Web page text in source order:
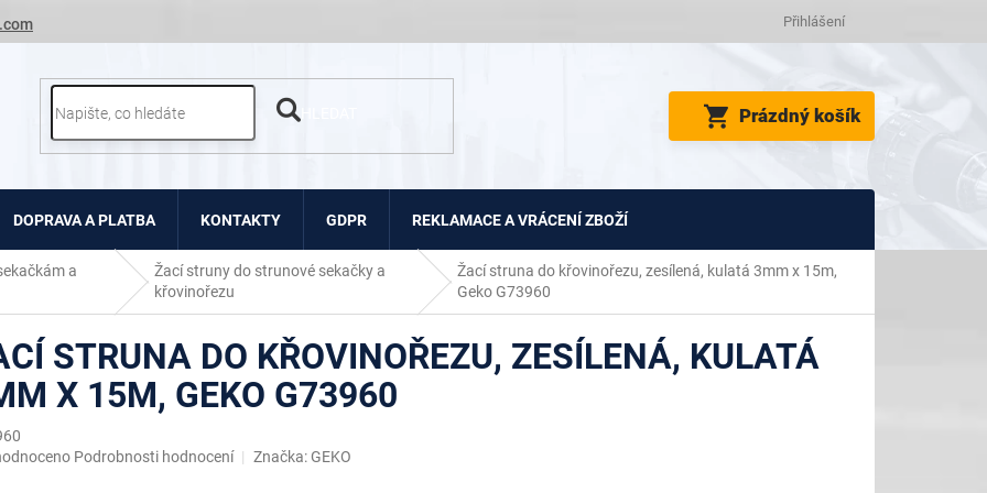
Přihlášení
NÁKUPNÍ
KOŠÍK
Prázdný košík
DOPRAVA A PLATBA KONTAKTY GDPR REKLAMACE A VRÁCENÍ ZBOŽÍ
a
Žací struny do strunové sekačky a
křovinořezu
Žací struna do křovinořezu, zesílená, kulatá 3mm x 15m,
Geko G73960
STRUNA DO KŘOVINOŘEZU, ZESÍLENÁ, KULATÁ
X 15M, GEKO G73960
Podrobnosti hodnocení Značka: GEKO